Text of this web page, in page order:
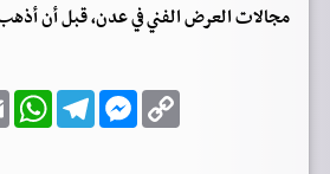
مجالات العرض الفني في عدن، قبل أن
E
a
W
h
a
T
e
l
M
e
s
C
o
p